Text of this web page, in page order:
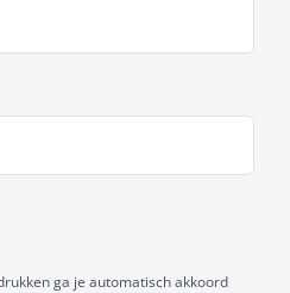
ga je automatisch akkoord